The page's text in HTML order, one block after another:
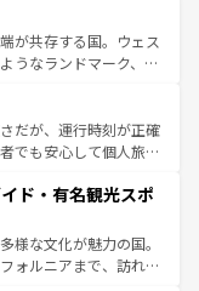
楽しみ方が可能だ。さ
れており、どの街角に
。パリ以外の個性あふ
飽きることがない。ベ
のアルプスの絶景、そ
た風景は必見。ビール
お、新着の
してほしい。
が共存する国。ウェス
うなランドマーク、歴
、優雅なアフタヌーン
英国パブ、サッカー観
も豊富。イギリスを旅
だが、運行時刻が正確
でも安心して個人旅行
ならではのユニークな
なく町歩きも満喫する
め物価も高いが、旅行
あり、うまく活用すれ
ド・有名観光スポ
様な文化が魅力の国。
ォルニアまで、訪れる